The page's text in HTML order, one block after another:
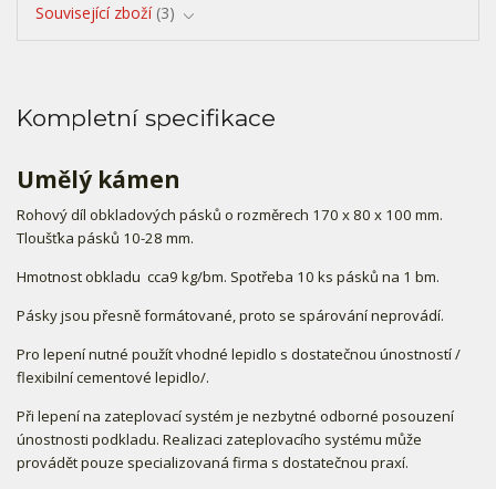
Související zboží 3
Kompletní specifikace
Umělý kámen
Rohový díl obkladových pásků o rozměrech 170 x 80 x 100 mm.
Tloušťka pásků 10-28 mm.
Hmotnost obkladu cca9 kg/bm. Spotřeba 10 ks pásků na 1 bm.
Pásky jsou přesně formátované, proto se spárování neprovádí.
Pro lepení nutné použít vhodné lepidlo s dostatečnou únostností /
flexibilní cementové lepidlo/.
Při lepení na zateplovací systém je nezbytné odborné posouzení
únostnosti podkladu. Realizaci zateplovacího systému může
provádět pouze specializovaná firma s dostatečnou praxí.